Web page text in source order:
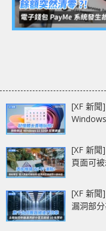
[XF 新
[XF 新
頁面可
[XF 新
漏洞部